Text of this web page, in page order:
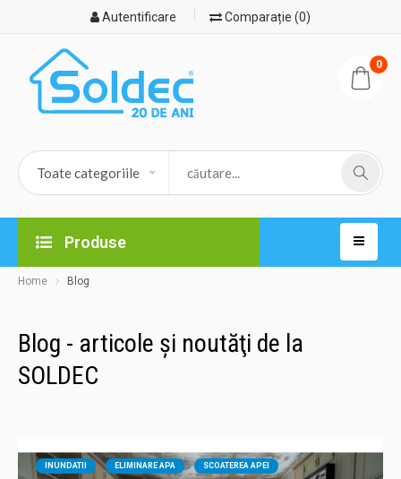
Autentificare Comparație (0)
0
Produse
Home Blog
Blog - articole şi noutăţi de la
SOLDEC
INUNDATII ELIMINARE APA SCOATEREA APEI